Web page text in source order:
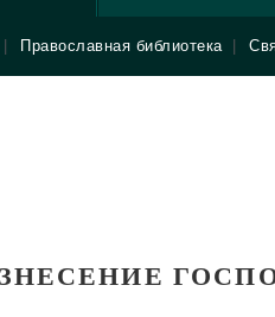
Православная библиотека